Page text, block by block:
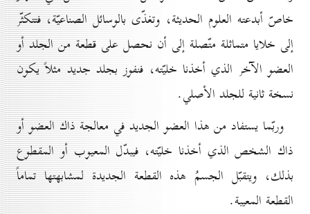
خاصّ أبدعته العلوم الحديثة، وتغذّى بالوسائل الصناعيّة، فتتكثّر
إلى خلايا متماثلة متّصلة إلى أن نحصل على قطعة من الجلد أو
العضو الآخر الذي أخذنا خليّته، فنفوز بجلد جديد مثلاً يكون
نسخة ثانية للجلد الأصلي.
وربّما يستفاد من هذا العضو الجديد في معالجة ذاك العضو أو
ذاك الشخص الذي أخذنا خليّته، فيبدّل المعيوب أو المقطوع
بذلك، ويتقبّل الجسمُ هذه القطعة الجديدة لمشابهتها تماماً
القطعة المعيبة.